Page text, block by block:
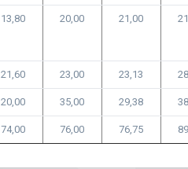
13,80 20,00 21,00
21,60 23,00 23,13
20,00 35,00 29,38
74,00 76,00 76,75